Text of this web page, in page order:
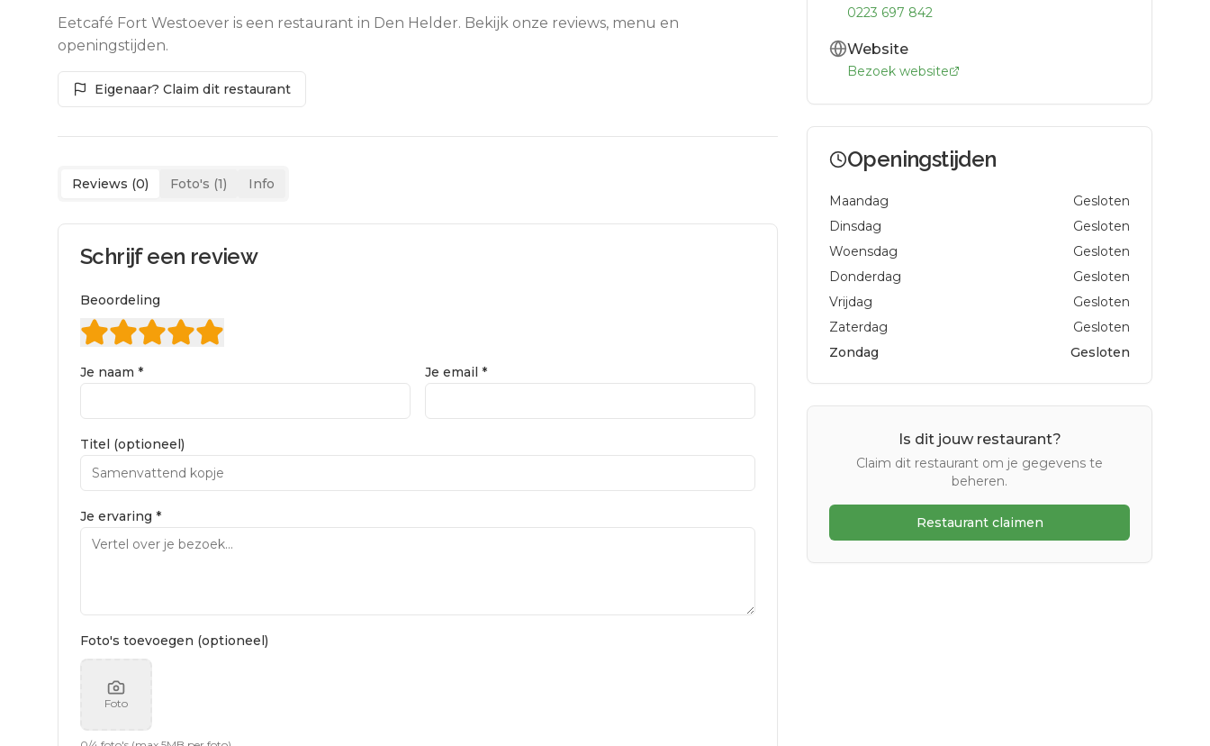
Eetcafé Fort Westoever is een restaurant in Den Helder. Bekijk onze reviews, menu en
openingstijden.
Eigenaar? Claim dit restaurant
Reviews (0) Foto's (1) Info
Schrijf een review
Beoordeling
Je naam * Je email *
Titel (optioneel)
Je ervaring *
Foto's toevoegen (optioneel)
Foto
0223 697 842
Website
Bezoek website
Openingstijden
Maandag
Gesloten
Dinsdag
Gesloten
Woensdag
Gesloten
Donderdag
Gesloten
Vrijdag
Gesloten
Zaterdag
Gesloten
Zondag
Gesloten
Is dit jouw restaurant?
Claim dit restaurant om je gegevens te
beheren.
Restaurant claimen